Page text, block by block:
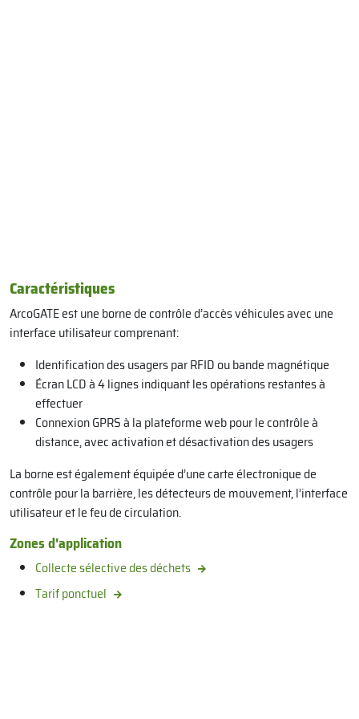
Caractéristiques
ArcoGATE est une borne de contrôle d’accès véhicules avec une
interface utilisateur comprenant:
Identification des usagers par RFID ou bande magnétique
Écran LCD à 4 lignes indiquant les opérations restantes à
effectuer
Connexion GPRS à la plateforme web pour le contrôle à
distance, avec activation et désactivation des usagers
La borne est également équipée d’une carte électronique de
contrôle pour la barrière, les détecteurs de mouvement, l’interface
utilisateur et le feu de circulation.
Zones d'application
Collecte sélective des déchets
Tarif ponctuel